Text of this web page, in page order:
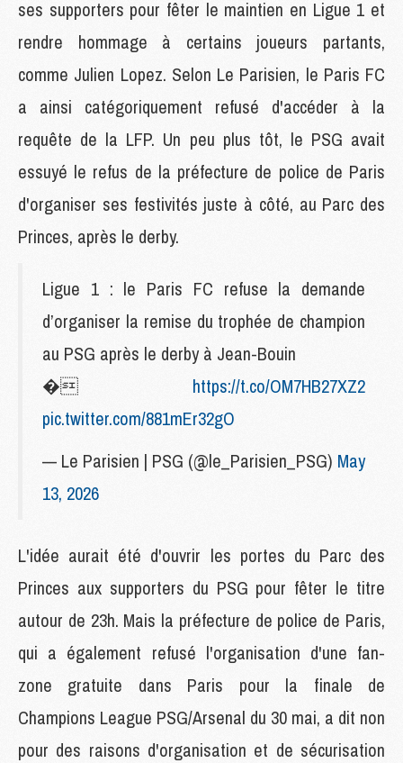
ses supporters pour fêter le maintien en Ligue 1 et
rendre hommage à certains joueurs partants,
comme Julien Lopez. Selon Le Parisien, le Paris FC
a ainsi catégoriquement refusé d'accéder à la
requête de la LFP. Un peu plus tôt, le PSG avait
essuyé le refus de la préfecture de police de Paris
d'organiser ses festivités juste à côté, au Parc des
Princes, après le derby.
Ligue 1 : le Paris FC refuse la demande
d’organiser la remise du trophée de champion
au PSG après le derby à Jean-Bouin
� https://t.co/OM7HB27XZ2
pic.twitter.com/881mEr32gO
— Le Parisien | PSG (@le_Parisien_PSG) May
13, 2026
L'idée aurait été d'ouvrir les portes du Parc des
Princes aux supporters du PSG pour fêter le titre
autour de 23h. Mais la préfecture de police de Paris,
qui a également refusé l'organisation d'une fan-
zone gratuite dans Paris pour la finale de
Champions League PSG/Arsenal du 30 mai, a dit non
pour des raisons d'organisation et de sécurisation